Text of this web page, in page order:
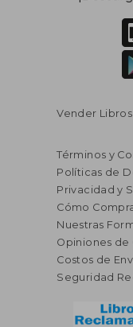
Vender
Términos y
Políticas de
Privacidad y
Cómo
Nuestras
Opiniones de
Costos de
Seguridad